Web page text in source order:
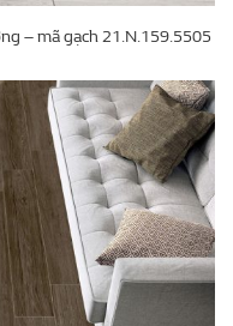
– mã gạch 21.N.159.5505